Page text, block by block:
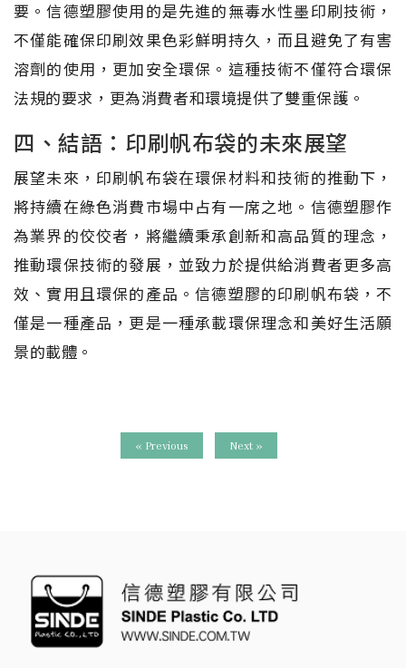
要。信德塑膠使用的是先進的無毒水性墨印刷技術，
不僅能確保印刷效果色彩鮮明持久，而且避免了有害
溶劑的使用，更加安全環保。這種技術不僅符合環保
法規的要求，更為消費者和環境提供了雙重保護。
四、結語：印刷帆布袋的未來展望
展望未來，印刷帆布袋在環保材料和技術的推動下，
將持續在綠色消費市場中占有一席之地。信德塑膠作
為業界的佼佼者，將繼續秉承創新和高品質的理念，
推動環保技術的發展，並致力於提供給消費者更多高
效、實用且環保的產品。信德塑膠的印刷帆布袋，不
僅是一種產品，更是一種承載環保理念和美好生活願
景的載體。
« Previous Next »